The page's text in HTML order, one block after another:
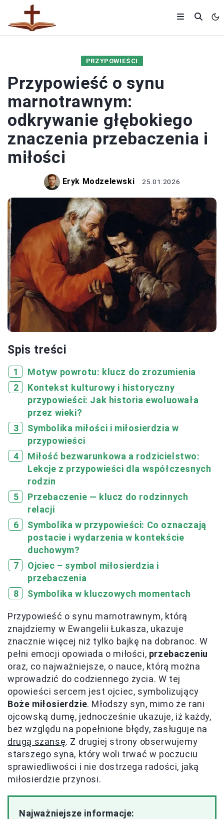
PRZYPOWIEŚCI
Przypowieść o synu
marnotrawnym:
odkrywanie głębokiego
znaczenia przebaczenia i
miłości
Eryk Modzelewski 25.01.2026
Spis treści
Motyw powrotu: klucz do zrozumienia
Kontekst kulturowy i historyczny
przypowieści: Jak historia ewoluowała
przez wieki?
Symbolika miłości i miłosierdzia w
przypowieści
Miłość bezwarunkowa a rodzicielstwo:
Lekcje z przypowieści dla współczesnych
rodzin
Przebaczenie — klucz do rodzinnych
relacji
Symbolika w przypowieści: Co oznaczają
postacie i wydarzenia w kontekście
duchowym?
Ojciec – symbol miłosierdzia i
przebaczenia
Symbolika w kluczowych momentach
Przypowieść o synu marnotrawnym, którą
znajdziemy w Ewangelii Łukasza, ukazuje
znacznie więcej niż tylko bajkę na dobranoc. W
pełni emocji opowiada o miłości, przebaczeniu
oraz, co najważniejsze, o nauce, którą można
wprowadzić do codziennego życia. W tej
opowieści sercem jest ojciec, symbolizujący
Boże miłosierdzie. Młodszy syn, mimo że rani
ojcowską dumę, jednocześnie ukazuje, iż każdy,
bez względu na popełnione błędy, zasługuje na
drugą szansę. Z drugiej strony obserwujemy
starszego syna, który woli trwać w poczuciu
sprawiedliwości i nie dostrzega radości, jaką
miłosierdzie przynosi.
Najważniejsze informacje: